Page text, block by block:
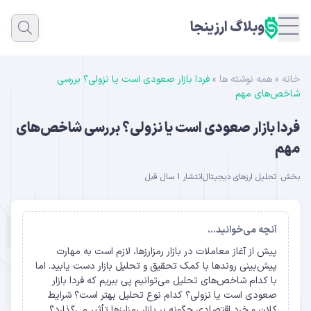
وبلاگ ارزینجا
خانه » همه نوشته ها » فردا بازار صعودی است یا نزولی؟ بررسی
شاخص‌های مهم
فردا بازار صعودی است یا نزولی؟ بررسی شاخص‌های
مهم
بخش: تحلیل ارزهای دیجیتالانتشار 1 سال قبل
آنچه می‌خوانید...
پیش از آغاز معاملات در بازار رمزارزها، لازم است به مهارت
پیش‌بینی روندها با کمک تحقیق و تحلیل بازار دست یابید. اما
با کدام شاخص‌های تحلیل می‌توانیم پی ببریم که فردا بازار
صعودی است یا نزولی؟ کدام نوع تحلیل بهتر است؟ شرایط